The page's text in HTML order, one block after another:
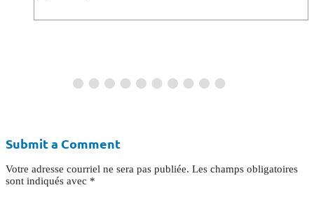
Submit a Comment
Votre adresse courriel ne sera pas publiée. Les champs obligatoires
sont indiqués avec *